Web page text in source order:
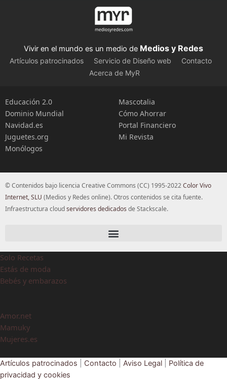
Vivir en el mundo es un medio de Medios y Redes
Artículos patrocinados Servicio de Diseño web
Contacto
Acerca de MyR
Educación 2.0
Dominio Mundial
Navidad.es
Juguetes.org
Monólogos
Mascotalia
Cómo Ahorrar
Portal Financiero
Mi Revista
© Contenidos bajo licencia Creative Commons (CC) 1995-2022Color Vivo
Internet, SLU (Medios y Redes online). Otros contenidos se cita fuente.
Infraestructura cloudservidores dedicados de Stackscale.
Solo Recetas
Estás de moda
Bebés y embarazos
Amor.net
Mamuky
Mujeres.es
Artículos patrocinados Contacto Aviso Legal
Política de
privacidad y cookies